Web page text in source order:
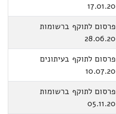
17.01.20
פרסום לתוקף ברשומות
28.06.20
פרסום לתוקף בעיתונים
10.07.20
פרסום לתוקף ברשומות
05.11.20